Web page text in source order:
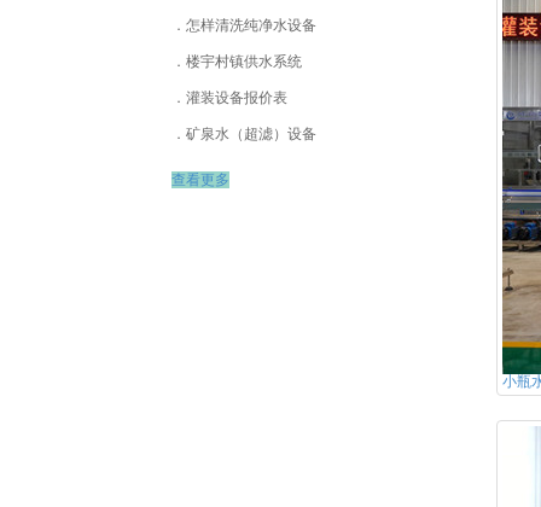
小瓶
怎样清洗纯净水设备
楼宇村镇供水系统
灌装设备报价表
矿泉水（超滤）设备
查看更多